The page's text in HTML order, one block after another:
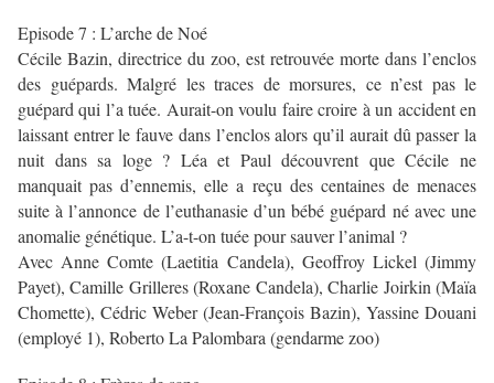
Episode 7 : L’arche de Noé
Cécile Bazin, directrice du zoo, est retrouvée morte dans l’enclos
des guépards. Malgré les traces de morsures, ce n’est pas le
guépard qui l’a tuée. Aurait-on voulu faire croire à un accident en
laissant entrer le fauve dans l’enclos alors qu’il aurait dû passer la
nuit dans sa loge ? Léa et Paul découvrent que Cécile ne
manquait pas d’ennemis, elle a reçu des centaines de menaces
suite à l’annonce de l’euthanasie d’un bébé guépard né avec une
anomalie génétique. L’a-t-on tuée pour sauver l’animal ?
Avec Anne Comte (Laetitia Candela), Geoffroy Lickel (Jimmy
Payet), Camille Grilleres (Roxane Candela), Charlie Joirkin (Maïa
Chomette), Cédric Weber (Jean-François Bazin), Yassine Douani
(employé 1), Roberto La Palombara (gendarme zoo)